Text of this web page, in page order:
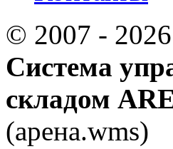
© 2007 - 2026
Система
складом
(арена.wms)